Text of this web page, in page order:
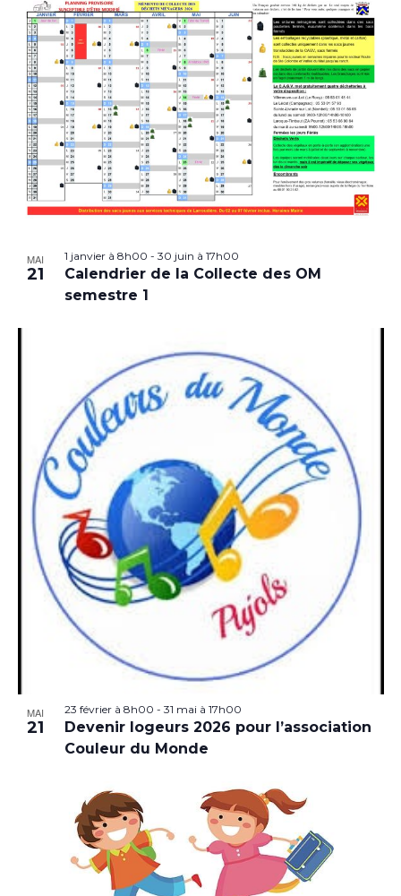
MAI
21
1 janvier à 8h00 - 30 juin à 17h00
Calendrier de la Collecte des OM
semestre 1
MAI
21
23 février à 8h00 - 31 mai à 17h00
Devenir logeurs 2026 pour l’association
Couleur du Monde